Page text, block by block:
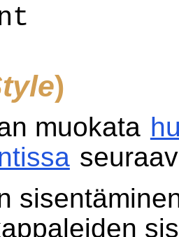
)
muokata